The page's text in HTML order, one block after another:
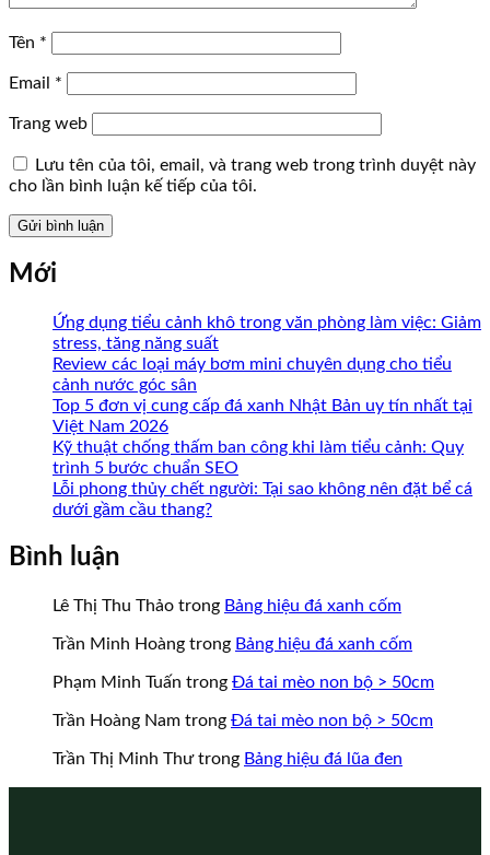
Tên *
Email *
Trang web
Lưu tên của tôi, email, và trang web trong trình duyệt này
cho lần bình luận kế tiếp của tôi.
Mới
Ứng dụng tiểu cảnh khô trong văn phòng làm việc: Giảm
stress, tăng năng suất
Review các loại máy bơm mini chuyên dụng cho tiểu
cảnh nước góc sân
Top 5 đơn vị cung cấp đá xanh Nhật Bản uy tín nhất tại
Việt Nam 2026
Kỹ thuật chống thấm ban công khi làm tiểu cảnh: Quy
trình 5 bước chuẩn SEO
Lỗi phong thủy chết người: Tại sao không nên đặt bể cá
dưới gầm cầu thang?
Bình luận
Lê Thị Thu Thảo trong Bảng hiệu đá xanh cốm
Trần Minh Hoàng trong Bảng hiệu đá xanh cốm
Phạm Minh Tuấn trong Đá tai mèo non bộ > 50cm
Trần Hoàng Nam trong Đá tai mèo non bộ > 50cm
Trần Thị Minh Thưtrong Bảng hiệu đá lũa đen